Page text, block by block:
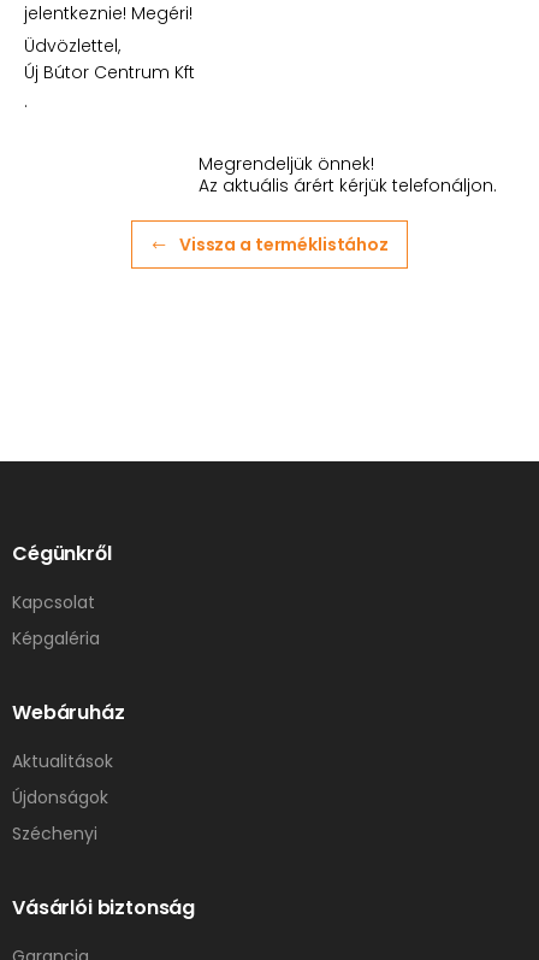
jelentkeznie! Megéri!
Üdvözlettel,
Új Bútor Centrum Kft
.
Megrendeljük önnek!
Az aktuális árért kérjük telefonáljon.
Vissza a terméklistához
Cégünkről
Kapcsolat
Képgaléria
Webáruház
Aktualitások
Újdonságok
Széchenyi
Vásárlói biztonság